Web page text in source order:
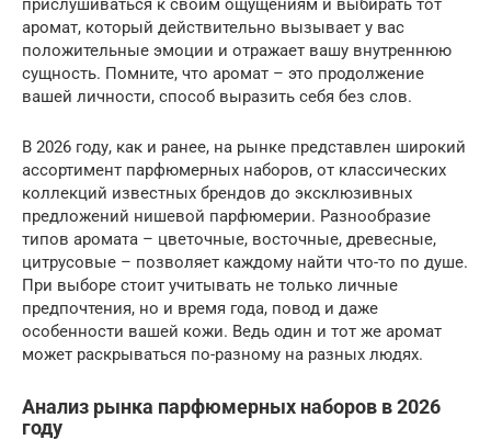
прислушиваться к своим ощущениям и выбирать тот
аромат, который действительно вызывает у вас
положительные эмоции и отражает вашу внутреннюю
сущность. Помните, что аромат – это продолжение
вашей личности, способ выразить себя без слов.
В 2026 году, как и ранее, на рынке представлен широкий
ассортимент парфюмерных наборов, от классических
коллекций известных брендов до эксклюзивных
предложений нишевой парфюмерии. Разнообразие
типов аромата – цветочные, восточные, древесные,
цитрусовые – позволяет каждому найти что-то по душе.
При выборе стоит учитывать не только личные
предпочтения, но и время года, повод и даже
особенности вашей кожи. Ведь один и тот же аромат
может раскрываться по-разному на разных людях.
Анализ рынка парфюмерных наборов в 2026
году